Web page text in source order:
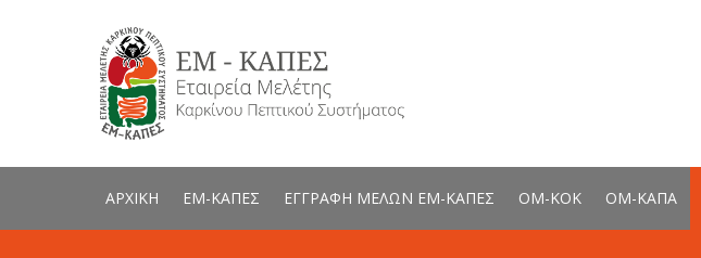
ΑΡΧΙΚΗ ΕΜ-ΚΑΠΕΣ ΕΓΓΡΑΦΗ ΜΕΛΩΝ ΕΜ-ΚΑΠΕΣ ΟΜ-ΚΟΚ ΟΜ-ΚΑΠΑ